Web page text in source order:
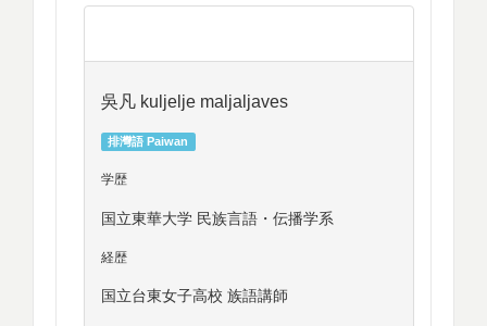
吳凡 kuljelje maljaljaves
排灣語 Paiwan
学歴
国立東華大学 民族言語・伝播学系
経歴
国立台東女子高校 族語講師